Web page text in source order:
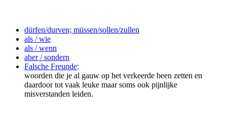
dürfen/durven; müssen/sollen/zullen
als / wie
als / wenn
aber / sondern
Falsche Freunde:
woorden die je al gauw op het verkeerde been zetten en
daardoor tot vaak leuke maar soms ook pijnlijke
misverstanden leiden.